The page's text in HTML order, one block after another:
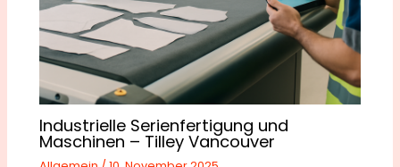
Industrielle Serienfertigung und
Maschinen – Tilley Vancouver